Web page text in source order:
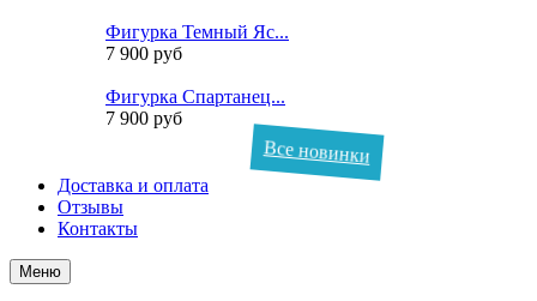
Фигурка Темный Яс...
7 900 руб
Фигурка Спартанец...
7 900 руб
Все новинки
Доставка и оплата
Отзывы
Контакты
Меню